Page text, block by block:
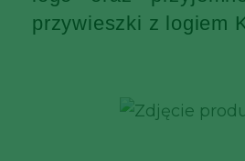
przywieszki z logiem